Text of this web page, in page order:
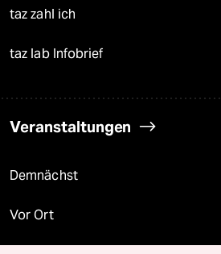
taz zahl ich
taz lab Infobrief
Veranstaltungen
Demnächst
Vor Ort